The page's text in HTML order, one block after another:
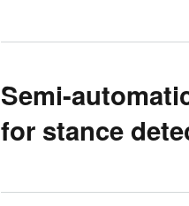
Semi-
for stance